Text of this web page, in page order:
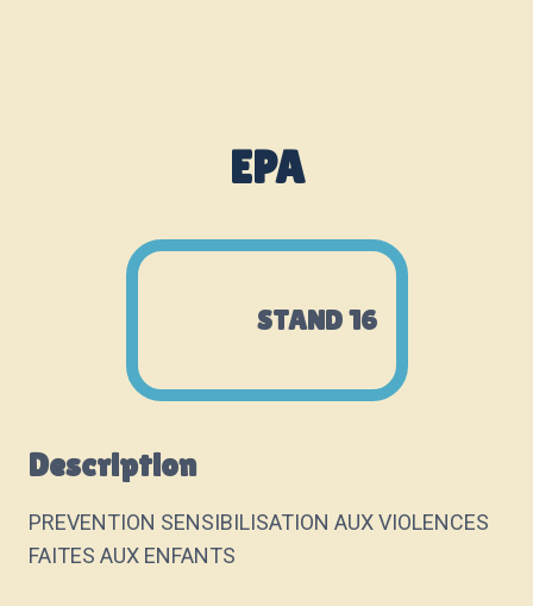
EPA
STAND 16
Description
PREVENTION SENSIBILISATION AUX VIOLENCES
FAITES AUX ENFANTS